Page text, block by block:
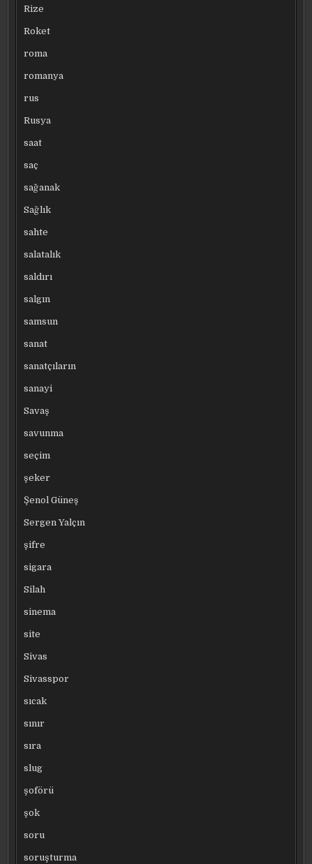
Rize
Roket
roma
romanya
rus
Rusya
saat
saç
sağanak
Sağlık
sahte
salatalık
saldırı
salgın
samsun
sanat
sanatçıların
sanayi
Savaş
savunma
seçim
şeker
Şenol Güneş
Sergen Yalçın
şifre
sigara
Silah
sinema
site
Sivas
Sivasspor
sıcak
sınır
sıra
slug
şoförü
şok
soru
soruşturma